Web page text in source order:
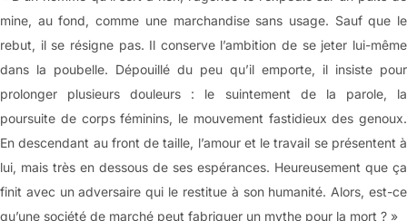
mine, au fond, comme une marchandise sans usage. Sauf que le
rebut, il se résigne pas. Il conserve l’ambition de se jeter lui-même
dans la poubelle. Dépouillé du peu qu’il emporte, il insiste pour
prolonger plusieurs douleurs : le suintement de la parole, la
poursuite de corps féminins, le mouvement fastidieux des genoux.
En descendant au front de taille, l’amour et le travail se présentent à
lui, mais très en dessous de ses espérances. Heureusement que ça
finit avec un adversaire qui le restitue à son humanité. Alors, est-ce
qu’une société de marché peut fabriquer un mythe pour la mort ? »